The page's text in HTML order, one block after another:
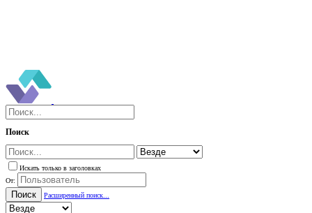
Поиск
Искать только в заголовках
От:
Поиск Расширенный поиск...